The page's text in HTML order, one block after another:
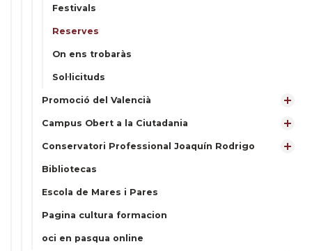
Festivals
Reserves
On ens trobaràs
Sol·licituds
Promoció del Valencià
Campus Obert a la Ciutadania
Conservatori Professional Joaquín Rodrigo
Bibliotecas
Escola de Mares i Pares
Pagina cultura formacion
oci en pasqua online